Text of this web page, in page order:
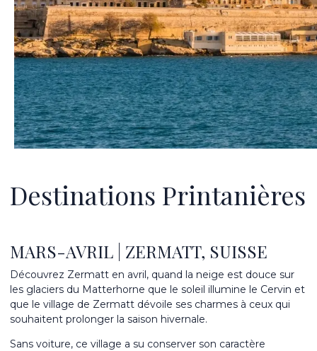
Destinations Printanières
MARS-AVRIL | ZERMATT, SUISSE
Découvrez Zermatt en avril, quand la neige est douce sur
les glaciers du Matterhorne que le soleil illumine le Cervin et
que le village de Zermatt dévoile ses charmes à ceux qui
souhaitent prolonger la saison hivernale.
Sans voiture, ce village a su conserver son caractère